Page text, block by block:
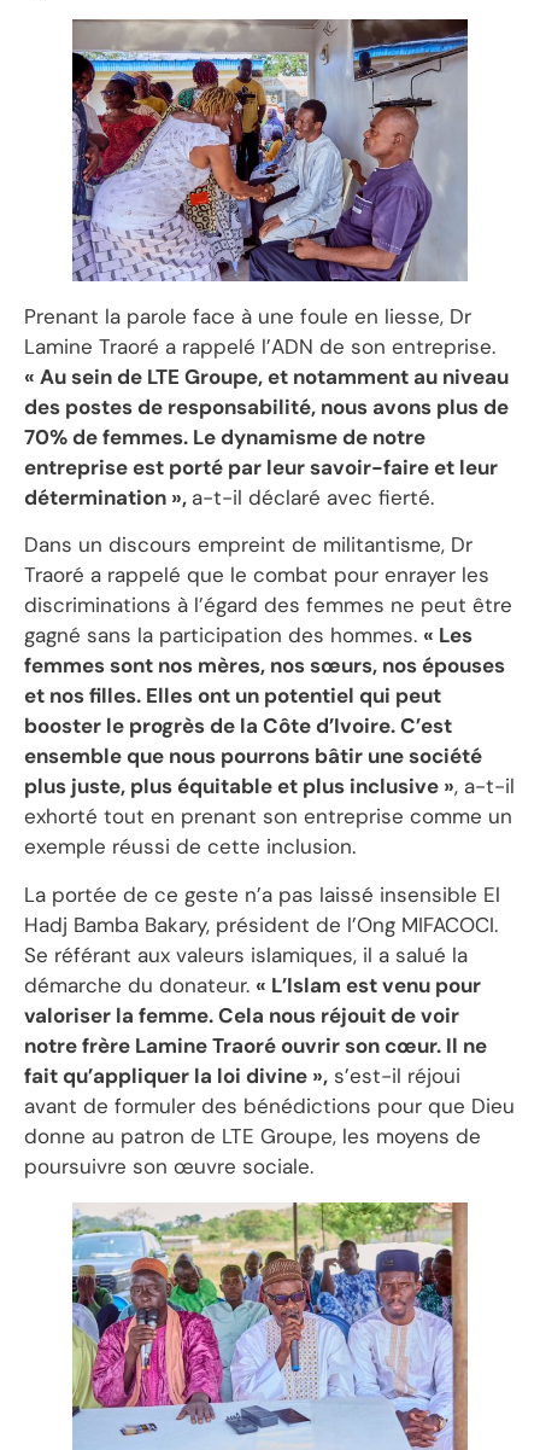
Prenant la parole face à une foule en liesse, Dr
Lamine Traoré a rappelé l’ADN de son entreprise.
« Au sein de LTE Groupe, et notamment au niveau
des postes de responsabilité, nous avons plus de
70% de femmes. Le dynamisme de notre
entreprise est porté par leur savoir-faire et leur
détermination », a-t-il déclaré avec fierté.
Dans un discours empreint de militantisme, Dr
Traoré a rappelé que le combat pour enrayer les
discriminations à l’égard des femmes ne peut être
gagné sans la participation des hommes. « Les
femmes sont nos mères, nos sœurs, nos épouses
et nos filles. Elles ont un potentiel qui peut
booster le progrès de la Côte d’Ivoire. C’est
ensemble que nous pourrons bâtir une société
plus juste, plus équitable et plus inclusive », a-t-il
exhorté tout en prenant son entreprise comme un
exemple réussi de cette inclusion.
La portée de ce geste n’a pas laissé insensible El
Hadj Bamba Bakary, président de l’Ong MIFACOCI.
Se référant aux valeurs islamiques, il a salué la
démarche du donateur. « L’Islam est venu pour
valoriser la femme. Cela nous réjouit de voir
notre frère Lamine Traoré ouvrir son cœur. Il ne
fait qu’appliquer la loi divine », s’est-il réjoui
avant de formuler des bénédictions pour que Dieu
donne au patron de LTE Groupe, les moyens de
poursuivre son œuvre sociale.